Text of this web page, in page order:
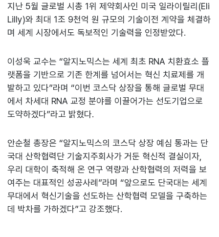
지난 5월 글로벌 시총 1위 제약회사인 미국 일라이릴리(Eli
Lilly)와 최대 1조 9천억 원 규모의 기술이전 계약을 체결하
며 세계 시장에서도 독보적인 기술력을 인정받았다.
이성욱 교수는 “알지노믹스는 세계 최초 RNA 치환효소 플
랫폼을 기반으로 기존 한계를 넘어서는 혁신 치료제를 개
발하고 있다”라며 “이번 코스닥 상장을 통해 글로벌 무대
에서 차세대 RNA 교정 분야를 이끌어가는 선도기업으로
도약하겠다”라고 밝혔다.
안순철 총장은 “알지노믹스의 코스닥 상장 예심 통과는 단
국대 산학협력단 기술지주회사가 거둔 혁신적 결실이자,
우리 대학이 축적해 온 연구 역량과 산학협력의 저력을 보
여주는 대표적인 성공사례”라며 “앞으로도 단국대는 세계
무대에서 혁신기술을 선도하는 산학협력 모델을 구축하는
데 박차를 가하겠다”고 강조했다.